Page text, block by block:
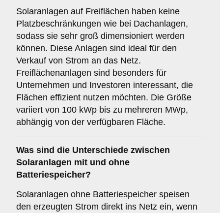
Solaranlagen auf Freiflächen haben keine
Platzbeschränkungen wie bei Dachanlagen,
sodass sie sehr groß dimensioniert werden
können. Diese Anlagen sind ideal für den
Verkauf von Strom an das Netz.
Freiflächenanlagen sind besonders für
Unternehmen und Investoren interessant, die
Flächen effizient nutzen möchten. Die Größe
variiert von 100 kWp bis zu mehreren MWp,
abhängig von der verfügbaren Fläche.
Was sind die Unterschiede zwischen
Solaranlagen mit und ohne
Batteriespeicher?
Solaranlagen ohne Batteriespeicher speisen
den erzeugten Strom direkt ins Netz ein, wenn